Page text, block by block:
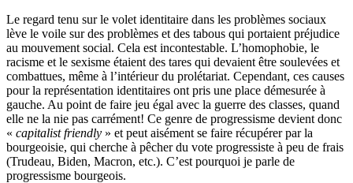
Le regard tenu sur le volet identitaire dans les problèmes sociaux
lève le voile sur des problèmes et des tabous qui portaient préjudice
au mouvement social. Cela est incontestable. L’homophobie, le
racisme et le sexisme étaient des tares qui devaient être soulevées et
combattues, même à l’intérieur du prolétariat. Cependant, ces causes
pour la représentation identitaires ont pris une place démesurée à
gauche. Au point de faire jeu égal avec la guerre des classes, quand
elle ne la nie pas carrément! Ce genre de progressisme devient donc
« capitalist friendly » et peut aisément se faire récupérer par la
bourgeoisie, qui cherche à pêcher du vote progressiste à peu de frais
(Trudeau, Biden, Macron, etc.). C’est pourquoi je parle de
progressisme bourgeois.